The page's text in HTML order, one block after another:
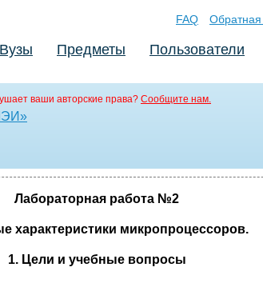
FAQ Обратная
Вузы Предметы Пользователи
ваши авторские права? Сообщите нам.
Лабораторная работа №2
характеристики микропроцессоров.
1. Цели и учебные вопросы